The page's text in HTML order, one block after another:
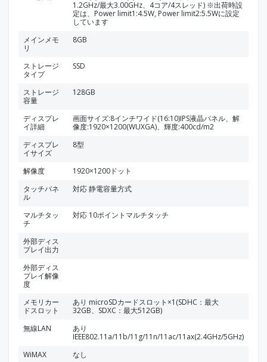
1.2GHz/最大3.00GHz、4コア/4スレッド) ※出荷時設
定は、Power limit1:4.5W, Power limit2:5.5Wに設定
しています
メインメモ
リ
8GB
ストレージ
タイプ
SSD
ストレージ
容量
128GB
ディスプレ
イ詳細
画面サイズ:8インチワイド(16:10)IPS液晶パネル、解
像度:1920×1200(WUXGA)、輝度:400cd/m2
ディスプレ
イサイズ
8型
解像度
1920×1200ドット
タッチパネ
ル
対応 静電容量方式
マルチタッ
チ
対応 10ポイントマルチタッチ
外部ディス
プレイ出力
外部ディス
プレイ解像
度
メモリカー
ドスロット
あり microSDカードスロット×1(SDHC：最大
32GB、SDXC：最大512GB)
無線LAN
あり
IEEE802.11a/11b/11g/11n/11ac/11ax(2.4GHz/5GHz)
WiMAX
なし